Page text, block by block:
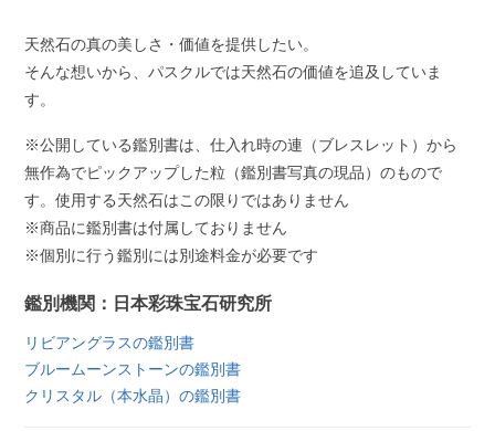
天然石の真の美しさ・価値を提供したい。
そんな想いから、パスクルでは天然石の価値を追及していま
す。
※公開している鑑別書は、仕入れ時の連（ブレスレット）から
無作為でピックアップした粒（鑑別書写真の現品）のもので
す。使用する天然石はこの限りではありません
※商品に鑑別書は付属しておりません
※個別に行う鑑別には別途料金が必要です
鑑別機関：日本彩珠宝石研究所
リビアングラスの鑑別書
ブルームーンストーンの鑑別書
クリスタル（本水晶）の鑑別書